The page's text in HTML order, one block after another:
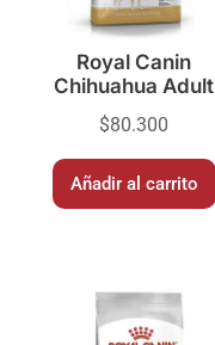
Royal Canin
Chihuahua Adult
$80.300
Añadir al carrito